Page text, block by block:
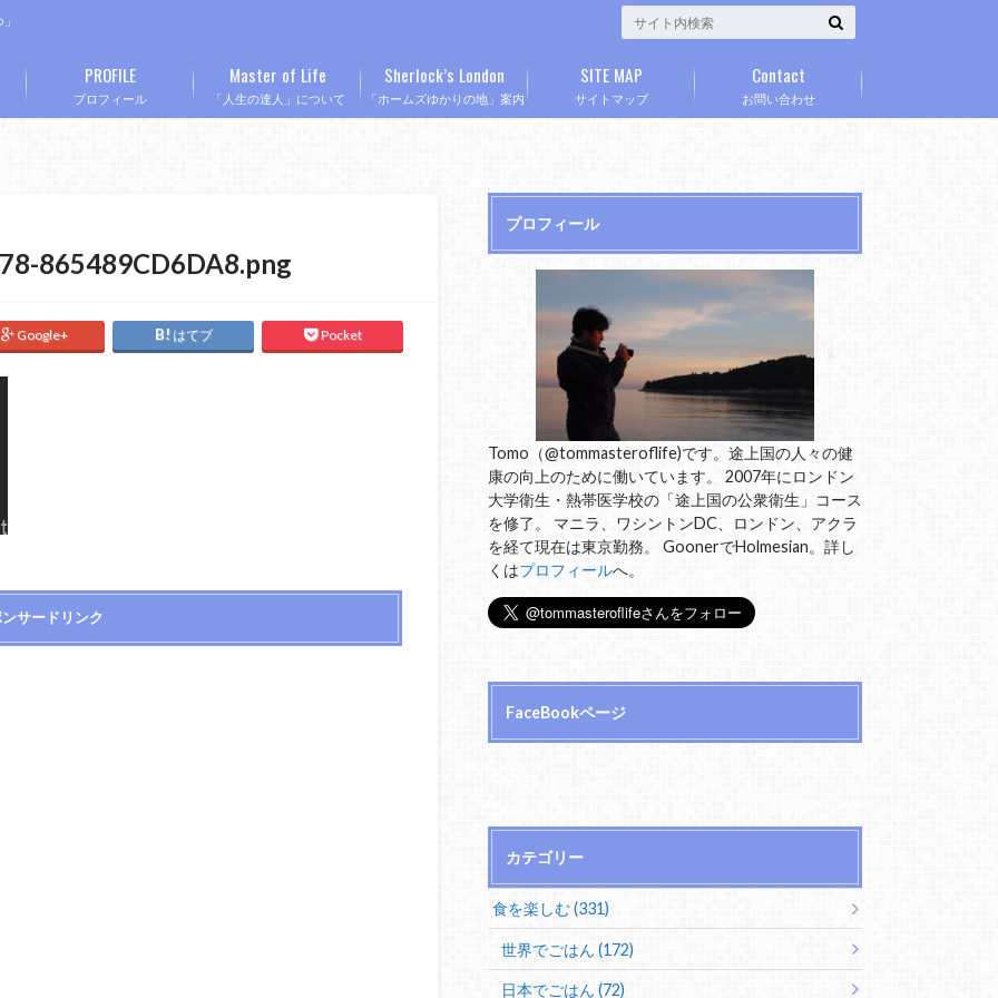
プロフィール
PROFILE
「人生の達人」について
Master of Life
「ホームズゆかりの地」案内
Sherlock’s London
サイトマップ
SITE MAP
お問い合わせ
Contact
865489CD6DA8.png
Google+ はてブ Pocket
サードリンク
プロフィール
Tomo（@tommasteroflife)です。途上国の人々の健
康の向上のために働いています。 2007年にロンドン
大学衛生・熱帯医学校の「途上国の公衆衛生」コース
を修了。 マニラ、ワシントンDC、ロンドン、アクラ
を経て現在は東京勤務。 GoonerでHolmesian。詳し
くはプロフィールへ。
FaceBookページ
カテゴリー
食を楽しむ (331)
世界でごはん (172)
日本でごはん (72)